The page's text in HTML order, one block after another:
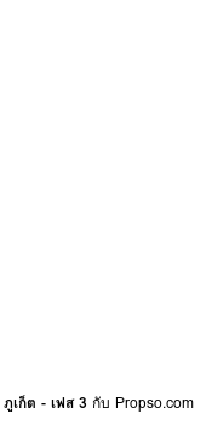
เก็ต - เฟส 3 กับ Propso.com